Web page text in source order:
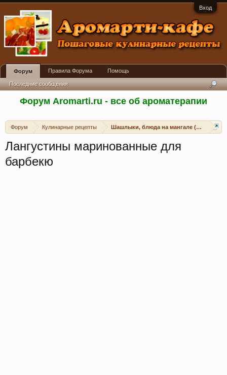
Вход
Форум Aromarti.ru - все об ароматерапии
Форум Кулинарные рецепты Шашлыки, блюда на мангале (открытом
Лангустины маринованные для
барбекю
Форум
Последние сообщения
Правила Форума Помощь